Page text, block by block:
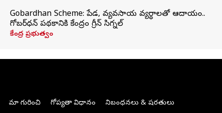
Gobardhan Scheme: పేడ, వ్యవసాయ వ్యర్థాలతో ఆదాయం..
గోబర్‌ధన్ పథకానికి కేంద్రం గ్రీన్ సిగ్నల్
కేంద్ర ప్రభుత్వం
మా గురించి గోప్యతా విధానం
నిబంధనలు & షరతులు